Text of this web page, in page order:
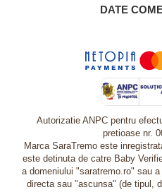
DATE
Autorizatie ANPC pentru
pretioase nr.
Marca SaraTremo este
este detinuta de catre Baby
a domeniului "saratremo.ro" sau
directa sau "ascunsa" (de tipul,